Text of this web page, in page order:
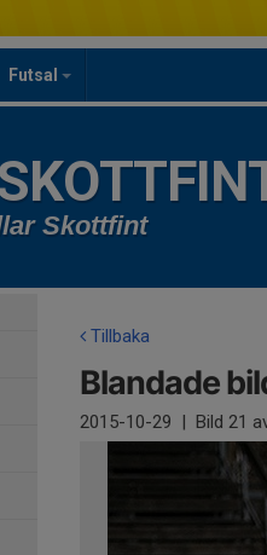
Futsal
Skottfint
Tillbaka
Blandade
2015-10-29 | Bild 21